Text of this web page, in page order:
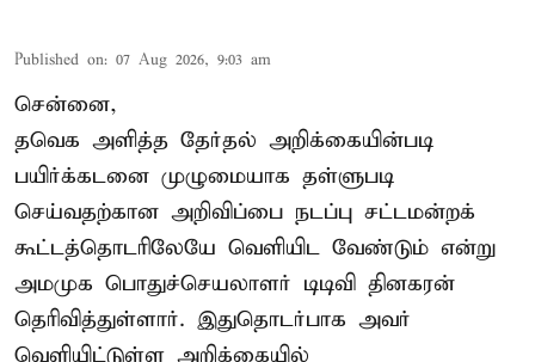
Published on: 07 Aug 2026, 9:03 am
சென்னை,
தவெக அளித்த தேர்தல் அறிக்கையின்படி
பயிர்க்கடனை முழுமையாக தள்ளுபடி
செய்வதற்கான அறிவிப்பை நடப்பு சட்டமன்றக்
கூட்டத்தொடரிலேயே வெளியிட வேண்டும் என்று
அமமுக பொதுச்செயலாளர் டிடிவி தினகரன்
தெரிவித்துள்ளார். இதுதொடர்பாக அவர்
வெளியிட்டுள்ள அறிக்கையில்